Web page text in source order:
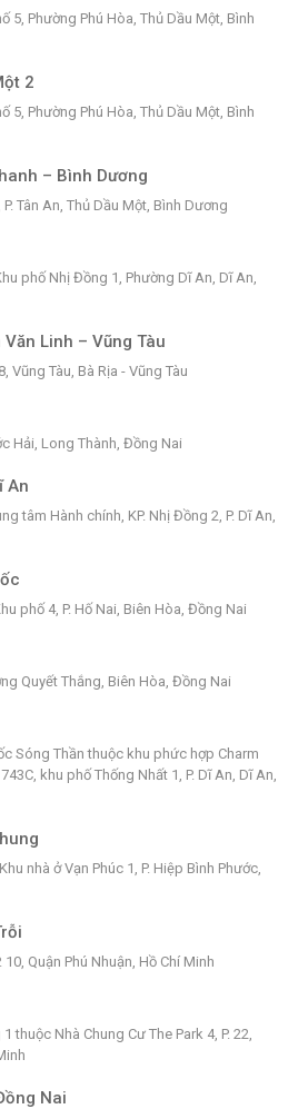
5, Phường Phú Hòa, Thủ Dầu Một, Bình
2
5, Phường Phú Hòa, Thủ Dầu Một, Bình
– Bình Dương
Tân An, Thủ Dầu Một, Bình Dương
phố Nhị Đồng 1, Phường Dĩ An, Dĩ An,
Văn Linh – Vũng Tàu
Vũng Tàu, Bà Rịa - Vũng Tàu
Hải, Long Thành, Đồng Nai
An
tâm Hành chính, KP. Nhị Đồng 2, P. Dĩ An,
phố 4, P. Hố Nai, Biên Hòa, Đồng Nai
Quyết Thắng, Biên Hòa, Đồng Nai
Sóng Thần thuộc khu phức hợp Charm
khu phố Thống Nhất 1, P. Dĩ An, Dĩ An,
nhà ở Vạn Phúc 1, P. Hiệp Bình Phước,
10, Quận Phú Nhuận, Hồ Chí Minh
thuộc Nhà Chung Cư The Park 4, P. 22,
Nai